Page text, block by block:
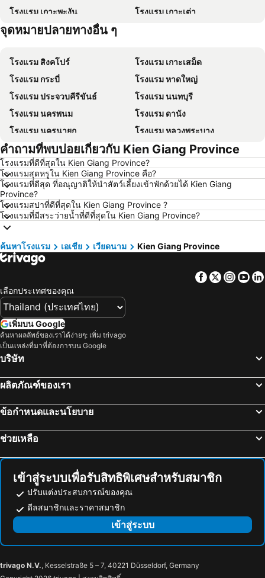
โรงแรม เกาะพะงัน
โรงแรม เกาะเต่า
โรงแรม เกาะฟุก๊ว
จุดหมายปลายทางอื่น ๆ
โรงแรม สิงคโปร์
โรงแรม เกาะเสม็ด
โรงแรม กระบี่
โรงแรม หาดใหญ่
โรงแรม ประจวบคีรีขันธ์
โรงแรม นนทบุรี
โรงแรม นครพนม
โรงแรม ดานัง
โรงแรม นครนายก
โรงแรม หลวงพระบาง
โรงแรม เกาะล้าน
โรงแรม ซินยี่
โรงแรม ระยอง
โรงแรม กาญจนบุรี
โรงแรม สระบุรี
โรงแรม นครราชสีมา
โรงแรม หาดป่าตอง
โรงแรม อุดรธานี
โรงแรม เวียงจันทน์
โรงแรม เกาะหลีเป๊ะ
โรงแรม ภาคตะวันออกเฉียงเหนือ
โรงแรม Schaffhausen
โรงแรม มาเก๊า
โรงแรม คาเมรอนไฮแลนด์
โรงแรม ลักเซมเบิร์ก
โรงแรม สิงคโปร์
โรงแรม ซาโมส
คำถามที่พบบ่อยเกี่ยวกับ Kien Giang Province
โรงแรมที่ดีที่สุดใน Kien Giang Province?
โรงแรมสุดหรูใน Kien Giang Province คือ?
โรงแรมที่ดีสุด ที่อณุญาติให้นำสัตว์เลี้ยงเข้าพักด้วยได้ Kien Giang
Province?
โรงแรมสปาที่ดีที่สุดใน Kien Giang Province ?
โรงแรมที่มีสระว่ายน้ำที่ดีที่สุดใน Kien Giang Province?
ค้นหาโรงแรม เอเชีย เวียดนาม Kien Giang Province
Facebook
Twitter
เลือกประเทศของคุณ
เพิ่มบน Google
ค้นหาผลลัพธ์ของเราได้ง่ายๆ: เพิ่ม trivago
เป็นแหล่งที่มาที่ต้องการบน Google
บริษัท
ผลิตภัณฑ์ของเรา
ข้อกำหนดและนโยบาย
ช่วยเหลือ
เข้าสู่ระบบเพื่อรับสิทธิพิเศษสำหรับสมาชิก
ปรับแต่งประสบการณ์ของคุณ
ดีลสมาชิกและราคาสมาชิก
เข้าสู่ระบบ
trivago N.V., Kesselstraße 5 – 7, 40221 Düsseldorf, Germany